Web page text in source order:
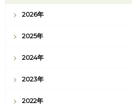
2026年
2025年
2024年
2023年
2022年